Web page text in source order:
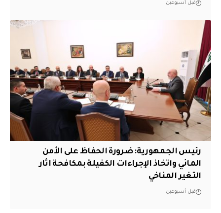
قبل أسبوعين
رئيس الجمهورية: ضرورة الحفاظ على الأمن
المائي واتخاذ الإجراءات الكفيلة بمكافحة آثار
التغير المناخي
قبل أسبوعين